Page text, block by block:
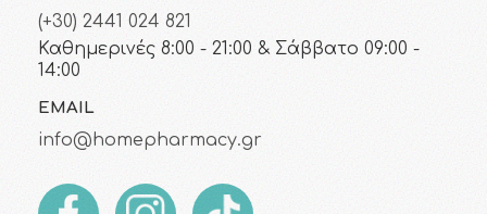
(+30) 2441 024 821
Καθημερινές 8:00 - 21:00 & Σάββατο 09:00 -
14:00
EMAIL
info@homepharmacy.gr